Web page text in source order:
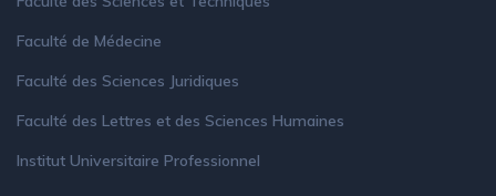
Faculté de Médecine
Faculté des Sciences Juridiques
Faculté des Lettres et des Sciences Humaines
Institut Universitaire Professionnel